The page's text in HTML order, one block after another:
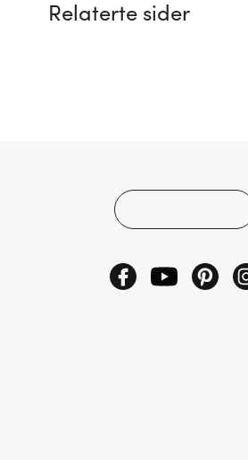
Relaterte sider